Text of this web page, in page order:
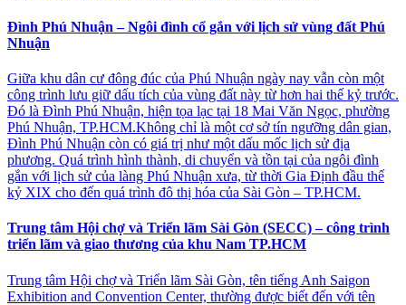
Đình Phú Nhuận – Ngôi đình cổ gắn với lịch sử vùng đất Phú
Nhuận
Giữa khu dân cư đông đúc của Phú Nhuận ngày nay vẫn còn một
công trình lưu giữ dấu tích của vùng đất này từ hơn hai thế kỷ trước.
Đó là Đình Phú Nhuận, hiện tọa lạc tại 18 Mai Văn Ngọc, phường
Phú Nhuận, TP.HCM.Không chỉ là một cơ sở tín ngưỡng dân gian,
Đình Phú Nhuận còn có giá trị như một dấu mốc lịch sử địa
phương. Quá trình hình thành, di chuyển và tồn tại của ngôi đình
gắn với lịch sử của làng Phú Nhuận xưa, từ thời Gia Định đầu thế
kỷ XIX cho đến quá trình đô thị hóa của Sài Gòn – TP.HCM.
Trung tâm Hội chợ và Triển lãm Sài Gòn (SECC) – công trình
triển lãm và giao thương của khu Nam TP.HCM
Trung tâm Hội chợ và Triển lãm Sài Gòn, tên tiếng Anh Saigon
Exhibition and Convention Center, thường được biết đến với tên